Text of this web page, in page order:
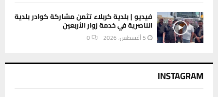
فيديو | بلدية كربلاء تثمن مشاركة كوادر بلدية
الناصرية في خدمة زوار الأربعين
5 أغسطس، 2026 0
INSTAGRAM